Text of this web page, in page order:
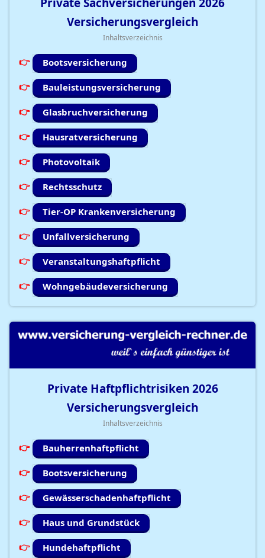
Private Sachversicherungen 2026
Versicherungsvergleich
Inhaltsverzeichnis
Bootsversicherung
Bauleistungsversicherung
Glasbruchversicherung
Hausratversicherung
Photovoltaik
Rechtsschutz
Tier-OP Krankenversicherung
Unfallversicherung
Veranstaltungshaftpflicht
Wohngebäudeversicherung
Private Haftpflichtrisiken 2026
Versicherungsvergleich
Inhaltsverzeichnis
Bauherrenhaftpflicht
Bootsversicherung
Gewässerschadenhaftpflicht
Haus und Grundstück
Hundehaftpflicht